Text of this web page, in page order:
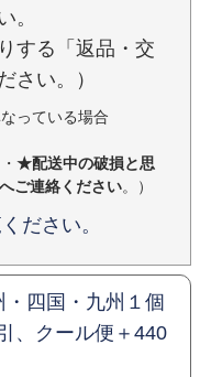
。
する「返品・交
さい。）
っている場合
★配送中の破損と思
ご連絡ください。）
ださい。
・四国・九州１個
、クール便＋440